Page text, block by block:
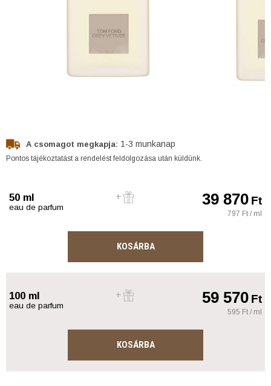
A csomagot megkapja: 1-3 munkanap
Pontos tájékoztatást a rendelést feldolgozása után küldünk.
50 ml
eau de parfum 39 870Ft
797 Ft / ml
KOSÁRBA
100 ml
eau de parfum 59 570Ft
595 Ft / ml
KOSÁRBA